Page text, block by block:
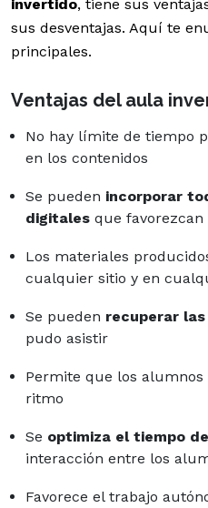
invertido, tiene sus
sus desventajas. Aquí te
principales.
Ventajas del aula
No hay límite de tiempo
en los contenidos
Se pueden incorporar
digitales que favorezcan
Los materiales
cualquier sitio y en
Se pueden recuperar
pudo asistir
Permite que los
ritmo
Se optimiza el tiempo
interacción entre los
Favorece el trabajo